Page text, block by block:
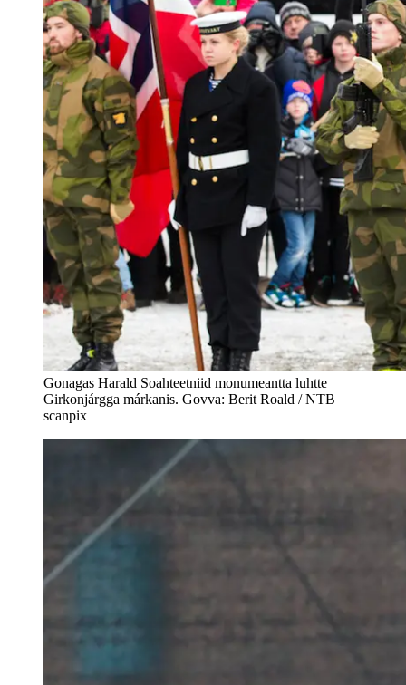
Gonagas Harald Soahteetniid monumeantta luhtte
Girkonjárgga márkanis. Govva: Berit Roald / NTB
scanpix